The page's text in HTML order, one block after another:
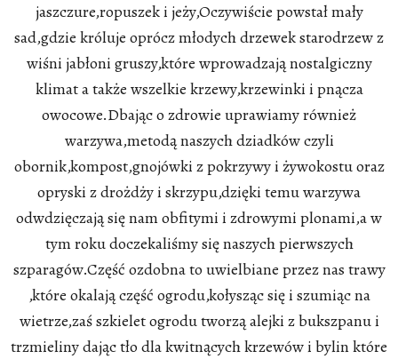
jaszczure,ropuszek i jeży,Oczywiście powstał mały
sad,gdzie króluje oprócz młodych drzewek starodrzew z
wiśni jabłoni gruszy,które wprowadzają nostalgiczny
klimat a także wszelkie krzewy,krzewinki i pnącza
owocowe.Dbając o zdrowie uprawiamy również
warzywa,metodą naszych dziadków czyli
obornik,kompost,gnojówki z pokrzywy i żywokostu oraz
opryski z drożdży i skrzypu,dzięki temu warzywa
odwdzięczają się nam obfitymi i zdrowymi plonami,a w
tym roku doczekaliśmy się naszych pierwszych
szparagów.Część ozdobna to uwielbiane przez nas trawy
,które okalają część ogrodu,kołysząc się i szumiąc na
wietrze,zaś szkielet ogrodu tworzą alejki z bukszpanu i
trzmieliny dając tło dla kwitnących krzewów i bylin które